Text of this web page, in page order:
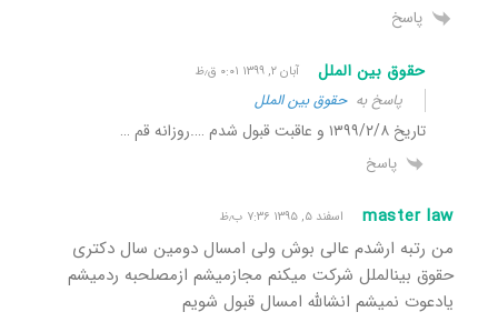
پاسخ
حقوق بین الملل آبان ۲, ۱۳۹۹ ۰:۰۱ ق٫ظ
پاسخ بهحقوق بین الملل
تاریخ ۱۳۹۹/۲/۸ و عاقبت قبول شدم ….روزانه قم …
پاسخ
master law اسفند ۵, ۱۳۹۵ ۷:۳۶ ب٫ظ
من رتبه ارشدم عالی بوش ولی امسال دومین سال دکتری
حقوق بینالملل شرکت میکنم مجازمیشم ازمصلحبه ردمیشم
یادعوت نمیشم انشالله امسال قبول شویم